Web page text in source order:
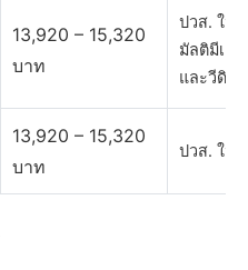
13,920 – 15,320
บาท
ปวส. ใน
มัลติมีเดี
และวีดิทั
13,920 – 15,320
บาท
ปวส. ใน